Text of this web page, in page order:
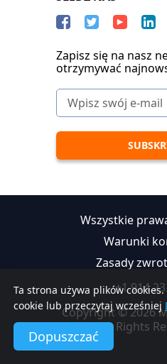
Ta strona używa plików
cookie lub przeczytaj wcześniej
Dopuszczać
Zapisz się na nasz
otrzymywać
Wszystkie
Warunki
Zasady
+1 914
Copyright © 2026
Rights